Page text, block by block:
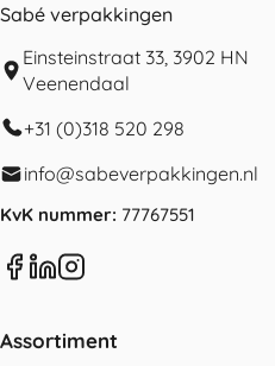
Sabé verpakkingen
Einsteinstraat 33, 3902 HN
Veenendaal
+31 (0)318 520 298
info@sabeverpakkingen.nl
KvK nummer: 77767551
Assortiment